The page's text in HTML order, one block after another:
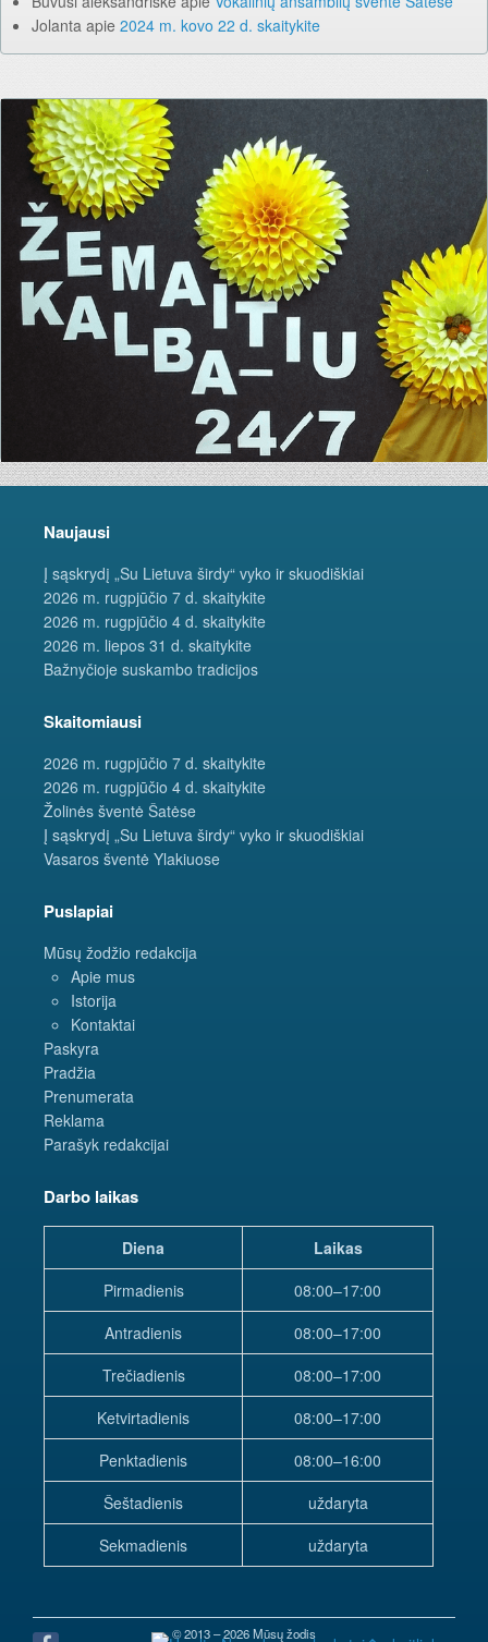
Jolanta apie 2024 m. kovo 22 d. skaitykite
Naujausi
Į sąskrydį „Su Lietuva širdy“ vyko ir skuodiškiai
2026 m. rugpjūčio 7 d. skaitykite
2026 m. rugpjūčio 4 d. skaitykite
2026 m. liepos 31 d. skaitykite
Bažnyčioje suskambo tradicijos
Skaitomiausi
2026 m. rugpjūčio 7 d. skaitykite
2026 m. rugpjūčio 4 d. skaitykite
Žolinės šventė Šatėse
Į sąskrydį „Su Lietuva širdy“ vyko ir skuodiškiai
Vasaros šventė Ylakiuose
Puslapiai
Mūsų žodžio redakcija
Apie mus
Istorija
Kontaktai
Paskyra
Pradžia
Prenumerata
Reklama
Parašyk redakcijai
Darbo laikas
Diena
Laikas
Pirmadienis
08:00–17:00
Antradienis
08:00–17:00
Trečiadienis
08:00–17:00
Ketvirtadienis
08:00–17:00
Penktadienis
08:00–16:00
Šeštadienis
uždaryta
Sekmadienis
uždaryta
© 2013 – 2026 Mūsų žodis